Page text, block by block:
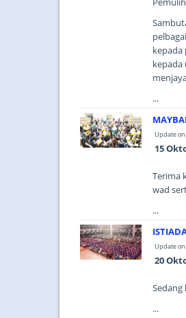
kepada
kepada
...
Update
15
Terima
wad
...
Update
20
Sedang
...